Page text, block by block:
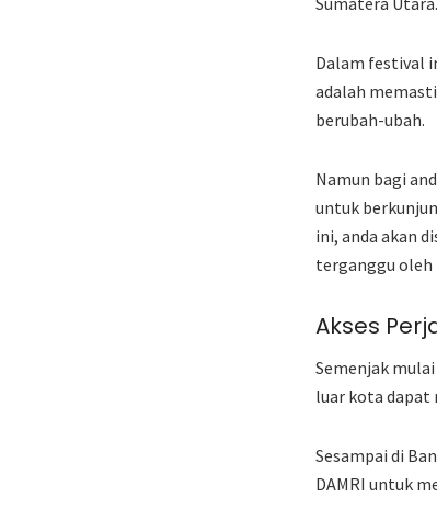
Dalam festival
adalah
berubah-ubah.
Namun bagi
untuk
ini, anda akan
terganggu oleh
Akses
Semenjak
luar kota dapat
Sesampai di
DAMRI untuk